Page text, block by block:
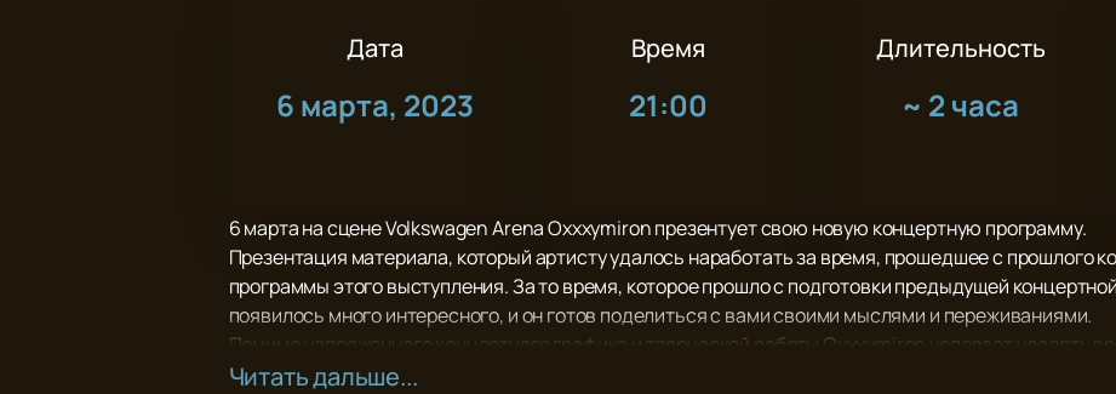
Дата
6 марта, 2023
Время
21:00
Длительность
~ 2 часа
6 марта на сцене Volkswagen Arena Oxxxymiron презентует свою новую концертную программу.
Презентация материала, который артисту удалось наработать за время, прошедшее с прошлого
программы этого выступления. За то время, которое прошло с подготовки предыдущей
появилось много интересного, и он готов поделиться с вами своими мыслями и переживаниями.
Помимо напряженного концертного графика и творческой работы Oxxxymiron успевает уделять
вести образ жизни обычного человека.
Читать дальше...